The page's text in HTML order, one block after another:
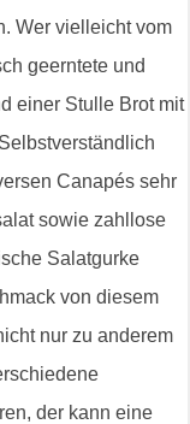
Wer vielleicht vom
geerntete und
einer Stulle Brot mit
Canapés sehr
sowie zahllose
Salatgurke
von diesem
nur zu anderem
der kann eine